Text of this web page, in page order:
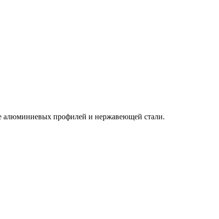
алюминиевых профилей и нержавеющей стали.